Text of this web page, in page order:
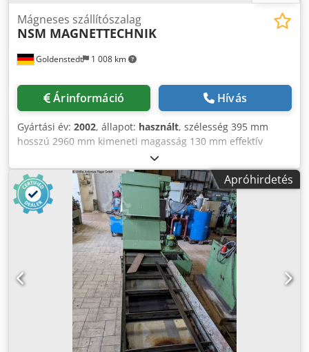
Goldenstedt 1 008 km
Mágneses szállítószalag
NSM MAGNETTECHNIK
Árinformáció Hívás
Gyártási év: 2002, állapot: használt, szélesség 395 mm
hosszú 2960 mm kimeneti magasság 130 mm effektív
szélesség 385 mm pólusközéppont 400 mm hajtómotor
Drehstrom Credpfxsd Srxzo Ai Aof
Apróhirdetés